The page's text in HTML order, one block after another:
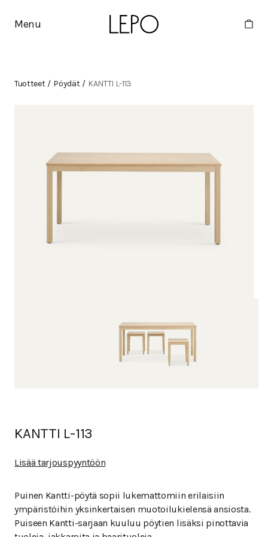
Menu
Tuotteet / Pöydät / KANTTI L-113
KANTTI L-113
Lisää tarjouspyyntöön
Puinen Kantti-pöytä sopii lukemattomiin erilaisiin
ympäristöihin yksinkertaisen muotoilukielensä ansiosta.
Puiseen Kantti-sarjaan kuuluu pöytien lisäksi pinottavia